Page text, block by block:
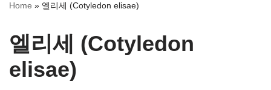
뛰
Home » 엘리세 (Cotyledon elisae)
엘리세 (Cotyledon
elisae)